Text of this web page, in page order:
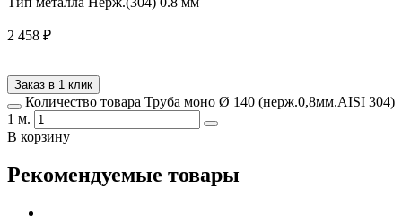
2 458 ₽
Заказ в 1 клик
Количество товара Труба моно Ø 140 (нерж.0,8мм.AISI 304)
1 м.
В корзину
Рекомендуемые товары